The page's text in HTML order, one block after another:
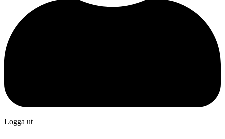
Logga ut